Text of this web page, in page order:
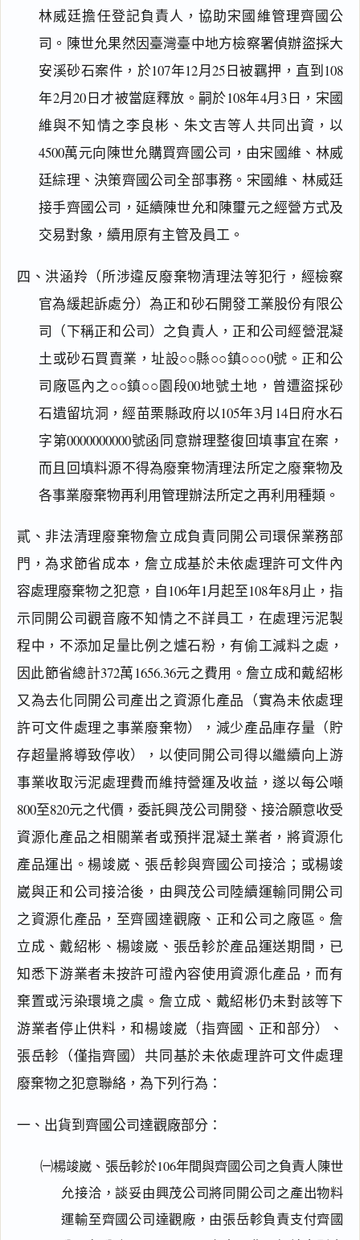
林威廷擔任登記負責人，協助宋國維管理齊國公
司。陳世允果然因臺灣臺中地方檢察署偵辦盜採大
安溪砂石案件，於107年12月25日被羈押，直到108
年2月20日才被當庭釋放。嗣於108年4月3日，宋國
維與不知情之李良彬、朱文吉等人共同出資，以
4500萬元向陳世允購買齊國公司，由宋國維、林威
廷綜理、決策齊國公司全部事務。宋國維、林威廷
接手齊國公司，延續陳世允和陳璽元之經營方式及
交易對象，續用原有主管及員工。
四、洪涵羚（所涉違反廢棄物清理法等犯行，經檢察
官為緩起訴處分）為正和砂石開發工業股份有限公
司（下稱正和公司）之負責人，正和公司經營混凝
土或砂石買賣業，址設○○縣○○鎮○○○0號。正和公
司廠區內之○○鎮○○園段00地號土地，曾遭盜採砂
石遺留坑洞，經苗栗縣政府以105年3月14日府水石
字第0000000000號函同意辦理整復回填事宜在案，
而且回填料源不得為廢棄物清理法所定之廢棄物及
各事業廢棄物再利用管理辦法所定之再利用種類。
貳、非法清理廢棄物詹立成負責同開公司環保業務部
門，為求節省成本，詹立成基於未依處理許可文件內
容處理廢棄物之犯意，自106年1月起至108年8月止，指
示同開公司觀音廠不知情之不詳員工，在處理污泥製
程中，不添加足量比例之爐石粉，有偷工減料之處，
因此節省總計372萬1656.36元之費用。詹立成和戴紹彬
又為去化同開公司產出之資源化產品（實為未依處理
許可文件處理之事業廢棄物），減少產品庫存量（貯
存超量將導致停收），以使同開公司得以繼續向上游
事業收取污泥處理費而維持營運及收益，遂以每公噸
800至820元之代價，委託興茂公司開發、接洽願意收受
資源化產品之相關業者或預拌混凝土業者，將資源化
產品運出。楊竣崴、張岳軫與齊國公司接洽；或楊竣
崴與正和公司接洽後，由興茂公司陸續運輸同開公司
之資源化產品，至齊國達觀廠、正和公司之廠區。詹
立成、戴紹彬、楊竣崴、張岳軫於產品運送期間，已
知悉下游業者未按許可證內容使用資源化產品，而有
棄置或污染環境之虞。詹立成、戴紹彬仍未對該等下
游業者停止供料，和楊竣崴（指齊國、正和部分）、
張岳軫（僅指齊國）共同基於未依處理許可文件處理
廢棄物之犯意聯絡，為下列行為：
一、出貨到齊國公司達觀廠部分：
㈠楊竣崴、張岳軫於106年間與齊國公司之負責人陳世
允接洽，談妥由興茂公司將同開公司之產出物料
運輸至齊國公司達觀廠，由張岳軫負責支付齊國